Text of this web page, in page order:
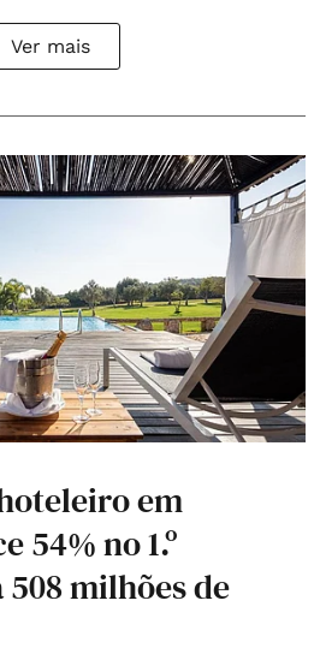
Ver mais
em
54% no 1.º
milhões de